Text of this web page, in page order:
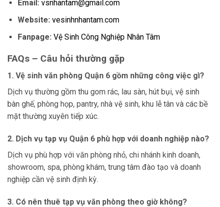
Email: vsnhantam@gmail.com
Website: vesinhnhantam.com
Fanpage: Vệ Sinh Công Nghiệp Nhân Tâm
FAQs – Câu hỏi thường gặp
1. Vệ sinh văn phòng Quận 6 gồm những công việc gì?
Dịch vụ thường gồm thu gom rác, lau sàn, hút bụi, vệ sinh
bàn ghế, phòng họp, pantry, nhà vệ sinh, khu lễ tân và các bề
mặt thường xuyên tiếp xúc.
2. Dịch vụ tạp vụ Quận 6 phù hợp với doanh nghiệp nào?
Dịch vụ phù hợp với văn phòng nhỏ, chi nhánh kinh doanh,
showroom, spa, phòng khám, trung tâm đào tạo và doanh
nghiệp cần vệ sinh định kỳ.
3. Có nên thuê tạp vụ văn phòng theo giờ không?